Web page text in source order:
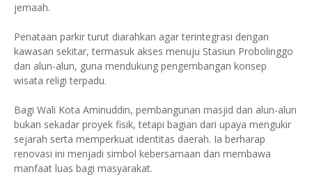
jemaah.
Penataan parkir turut diarahkan agar terintegrasi dengan
kawasan sekitar, termasuk akses menuju Stasiun Probolinggo
dan alun-alun, guna mendukung pengembangan konsep
wisata religi terpadu.
Bagi Wali Kota Aminuddin, pembangunan masjid dan alun-alun
bukan sekadar proyek fisik, tetapi bagian dari upaya mengukir
sejarah serta memperkuat identitas daerah. Ia berharap
renovasi ini menjadi simbol kebersamaan dan membawa
manfaat luas bagi masyarakat.